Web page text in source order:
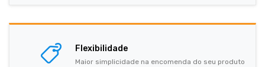
Flexibilidade
Maior simplicidade na encomenda do seu produto